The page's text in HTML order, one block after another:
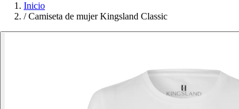
Inicio
/ Camiseta de mujer Kingsland Classic